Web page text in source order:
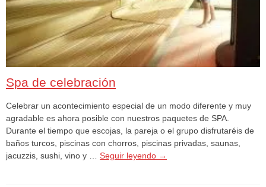
Spa de celebración
Celebrar un acontecimiento especial de un modo diferente y muy
agradable es ahora posible con nuestros paquetes de SPA.
Durante el tiempo que escojas, la pareja o el grupo disfrutaréis de
baños turcos, piscinas con chorros, piscinas privadas, saunas,
jacuzzis, sushi, vino y … Seguir leyendo →